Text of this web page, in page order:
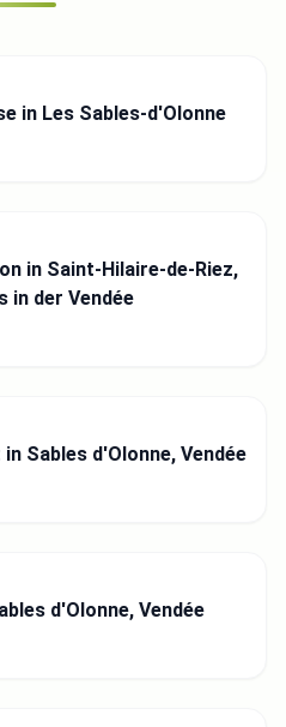
in Les Sables-d'Olonne
in Saint-Hilaire-de-Riez,
in der Vendée
Sables d'Olonne, Vendée
d'Olonne, Vendée